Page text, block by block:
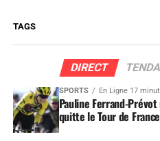
TAGS
DIRECT
SPORTS En Ligne 17
Pauline Ferrand-
quitte le Tour de